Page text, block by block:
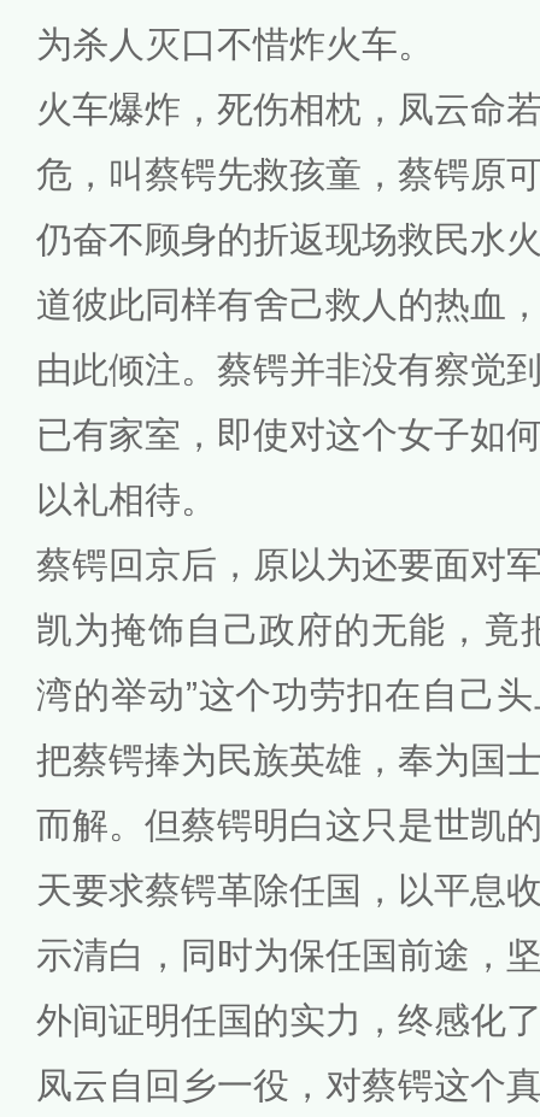
为杀人灭口不惜炸火车。
火车爆炸，死伤相枕，凤云命
危，叫蔡锷先救孩童，蔡锷原
仍奋不顾身的折返现场救民水
道彼此同样有舍己救人的热血
由此倾注。蔡锷并非没有察觉
已有家室，即使对这个女子如
以礼相待。
蔡锷回京后，原以为还要面对
凯为掩饰自己政府的无能，竟
湾的举动”这个功劳扣在自己
把蔡锷捧为民族英雄，奉为国
而解。但蔡锷明白这只是世凯
天要求蔡锷革除任国，以平息
示清白，同时为保任国前途，
外间证明任国的实力，终感化
凤云自回乡一役，对蔡锷这个